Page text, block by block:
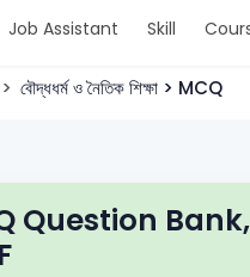
Job Assistant Skill
বৌদ্ধধর্ম ও নৈতিক শিক্ষা > MCQ
Question